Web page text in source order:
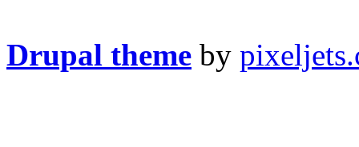
Drupal theme by